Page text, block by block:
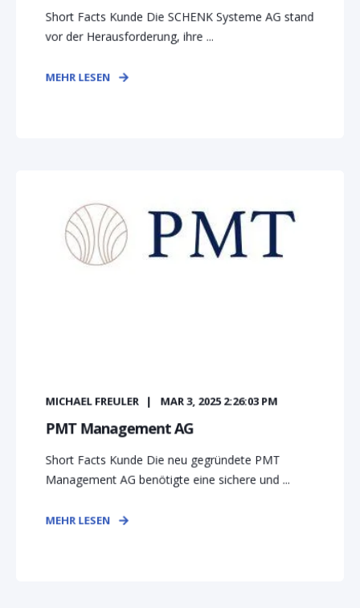
Short Facts Kunde Die SCHENK Systeme AG stand
vor der Herausforderung, ihre ...
MEHR LESEN
MICHAEL FREULER MAR 3, 2025 2:26:03 PM
PMT Management AG
Short Facts Kunde Die neu gegründete PMT
Management AG benötigte eine sichere und ...
MEHR LESEN